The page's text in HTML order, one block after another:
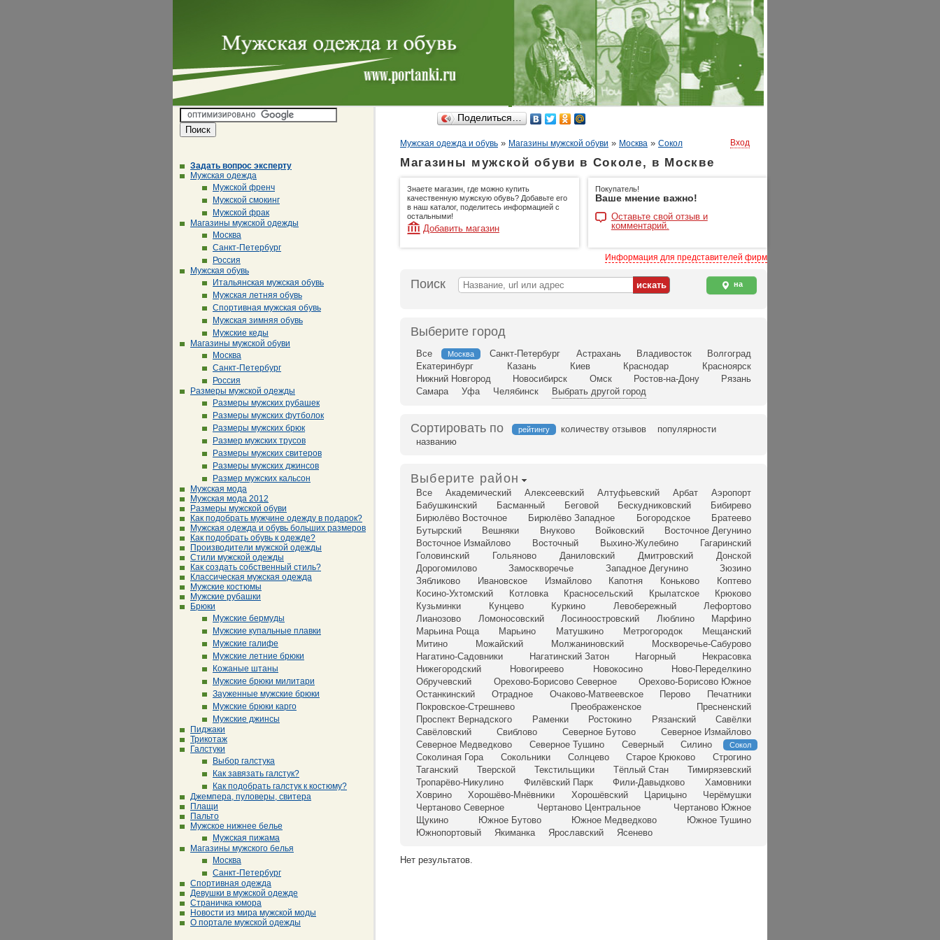
Задать вопрос эксперту
Мужская одежда
Мужской френч
Мужской смокинг
Мужской фрак
Магазины мужской одежды
Москва
Санкт-Петербург
Россия
Мужская обувь
Итальянская мужская обувь
Мужская летняя обувь
Спортивная мужская обувь
Мужская зимняя обувь
Мужские кеды
Магазины мужской обуви
Москва
Санкт-Петербург
Россия
Размеры мужской одежды
Размеры мужских рубашек
Размеры мужских футболок
Размеры мужских брюк
Размер мужских трусов
Размеры мужских свитеров
Размеры мужских джинсов
Размер мужских кальсон
Мужская мода
Мужская мода 2012
Размеры мужской обуви
Как подобрать мужчине одежду в подарок?
Мужская одежда и обувь больших размеров
Как подобрать обувь к одежде?
Производители мужской одежды
Стили мужской одежды
Как создать собственный стиль?
Классическая мужская одежда
Мужские костюмы
Мужские рубашки
Брюки
Мужские бермуды
Мужские купальные плавки
Мужские галифе
Мужские летние брюки
Кожаные штаны
Мужские брюки милитари
Зауженные мужские брюки
Мужские брюки карго
Мужские джинсы
Пиджаки
Трикотаж
Галстуки
Выбор галстука
Как завязать галстук?
Как подобрать галстук к костюму?
Джемпера, пуловеры, свитера
Плащи
Пальто
Мужское нижнее белье
Мужская пижама
Магазины мужского белья
Москва
Санкт-Петербург
Спортивная одежда
Девушки в мужской одежде
Страничка юмора
Новости из мира мужской моды
О портале мужской одежды
Поделиться…
Мужская одежда и обувь » Магазины мужской обуви » Москва » Сокол Вход
Магазины мужской обуви в Соколе, в Москве
Знаете магазин, где можно купить
качественную мужскую обувь? Добавьте его
в наш каталог, поделитесь информацией с
остальными!
Добавить магазин
Покупатель!
Ваше мнение важно!
Оставьте свой отзыв и
комментарий.
Информация для представителей фирм
Поиск
на
Выберите город
Все Москва Санкт-Петербург Астрахань Владивосток
Волгоград
Екатеринбург
Казань Киев Краснодар
Красноярск
Нижний Новгород
Новосибирск Омск Ростов-на-Дону
Рязань
Самара
Уфа Челябинск Выбрать другой город
Сортировать по рейтингу количеству отзывов
популярности
названию
Выберите район
Все Академический Алексеевский Алтуфьевский Арбат
Аэропорт
Бабушкинский
Басманный Беговой Бескудниковский
Бибирево
Бирюлёво Восточное
Бирюлёво Западное Богородское
Братеево
Бутырский
Вешняки Внуково Войковский
Восточное Дегунино
Восточное Измайлово
Восточный Выхино-Жулебино
Гагаринский
Головинский
Гольяново Даниловский Дмитровский
Донской
Дорогомилово
Замоскворечье Западное Дегунино
Зюзино
Зябликово
Ивановское Измайлово Капотня Коньково
Коптево
Косино-Ухтомский
Котловка Красносельский Крылатское
Крюково
Кузьминки
Кунцево Куркино Левобережный
Лефортово
Лианозово
Ломоносовский Лосиноостровский Люблино
Марфино
Марьина Роща
Марьино Матушкино Метрогородок
Мещанский
Митино
Можайский Молжаниновский
Москворечье-Сабурово
Нагатино-Садовники
Нагатинский Затон Нагорный
Некрасовка
Нижегородский
Новогиреево Новокосино
Ново-Переделкино
Обручевский
Орехово-Борисово Северное
Орехово-Борисово Южное
Останкинский
Отрадное Очаково-Матвеевское Перово
Печатники
Покровское-Стрешнево
Преображенское
Пресненский
Проспект Вернадского
Раменки Ростокино Рязанский
Савёлки
Савёловский
Свиблово Северное Бутово
Северное Измайлово
Северное Медведково
Северное Тушино Северный Силино Сокол
Соколиная Гора Сокольники Солнцево Старое Крюково
Строгино
Таганский
Тверской Текстильщики Тёплый Стан
Тимирязевский
Тропарёво-Никулино
Филёвский Парк Фили-Давыдково
Хамовники
Ховрино
Хорошёво-Мнёвники Хорошёвский Царицыно
Черёмушки
Чертаново Северное
Чертаново Центральное
Чертаново Южное
Щукино
Южное Бутово Южное Медведково
Южное Тушино
Южнопортовый
Якиманка Ярославский Ясенево
Нет результатов.